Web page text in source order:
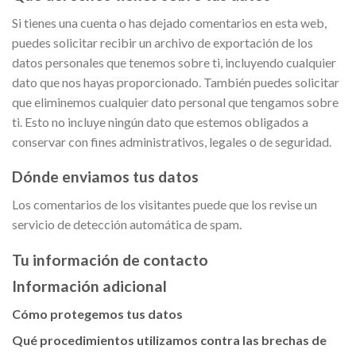
Si tienes una cuenta o has dejado comentarios en esta web,
puedes solicitar recibir un archivo de exportación de los
datos personales que tenemos sobre ti, incluyendo cualquier
dato que nos hayas proporcionado. También puedes solicitar
que eliminemos cualquier dato personal que tengamos sobre
ti. Esto no incluye ningún dato que estemos obligados a
conservar con fines administrativos, legales o de seguridad.
Dónde enviamos tus datos
Los comentarios de los visitantes puede que los revise un
servicio de detección automática de spam.
Tu información de contacto
Información adicional
Cómo protegemos tus datos
Qué procedimientos utilizamos contra las brechas de